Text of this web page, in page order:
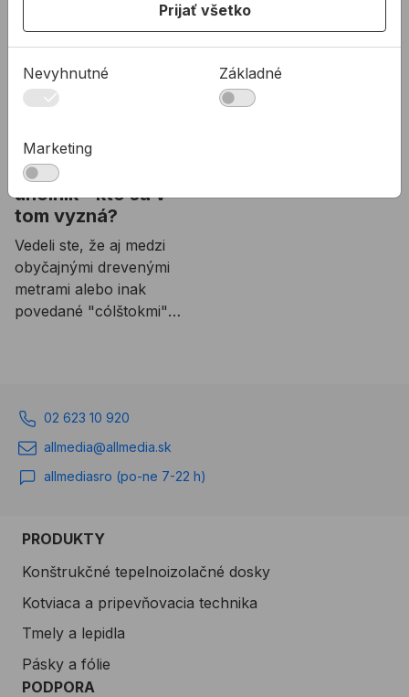
Súvisiace články
Cólštok, pásmo,
uholník - kto sa v
tom vyzná?
Vedeli ste, že aj medzi
obyčajnými drevenými
metrami alebo inak
povedané "cólštokmi"
02 623 10 920
allmedia@allmedia.sk
allmediasro (po-ne 7-22 h)
PRODUKTY
Konštrukčné tepelnoizolačné dosky
Kotviaca a pripevňovacia technika
Tmely a lepidla
Pásky a fólie
PODPORA
Prijať všetko
Nevyhnutné Základné
Marketing